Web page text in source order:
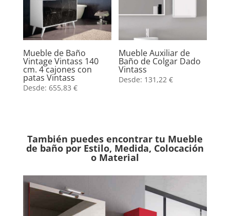
Mueble de Baño
Vintage Vintass 140
cm. 4 cajones con
patas Vintass
Desde: 655,83 €
Mueble Auxiliar de
Baño de Colgar Dado
Vintass
Desde: 131,22€
También puedes encontrar tu Mueble
de baño por Estilo, Medida, Colocación
o Material